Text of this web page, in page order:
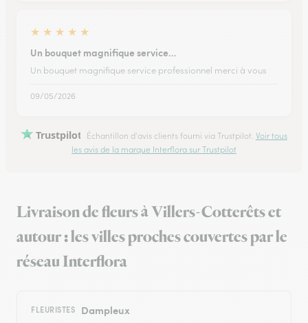
★ ★ ★ ★ ★
Un bouquet magnifique service…
Un bouquet magnifique service professionnel merci à vous
09/05/2026
Trustpilot Échantillon d'avis clients fourni via Trustpilot. Voir tous
les avis de la marque Interflora sur Trustpilot
Livraison de fleurs à Villers-Cotterêts et
autour : les villes proches couvertes par le
réseau Interflora
FLEURISTES Dampleux